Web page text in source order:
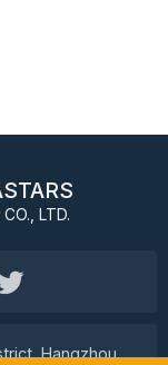
LTD.
Hangzhou,